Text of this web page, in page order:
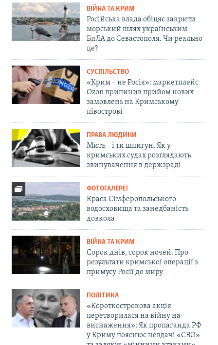
ВІЙНА ТА КРИМ
Російська влада обіцяє закрити
морський шлях українським
БпЛА до Севастополя. Чи реально
це?
СУСПІЛЬСТВО
«Крим – не Росія»: маркетплейс
Ozon припинив прийом нових
замовлень на Кримському
півострові
ПРАВА ЛЮДИНИ
Мить – і ти шпигун. Як у
кримських судах розглядають
звинувачення в держзраді
ФОТОГАЛЕРЕЇ
Краса Сімферопольського
водосховища та занедбаність
довкола
ВІЙНА ТА КРИМ
Сорок днів, сорок ночей. Про
результати кримської операції з
примусу Росії до миру
ПОЛІТИКА
«Короткострокова акція
перетворилася на війну на
виснаження»: Як пропаганда РФ
у Криму пояснює невдачі «СВО»